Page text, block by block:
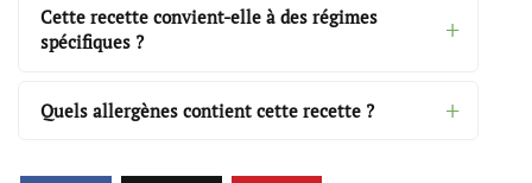
Cette recette convient-elle à des régimes
spécifiques ?
Quels allergènes contient cette recette ?